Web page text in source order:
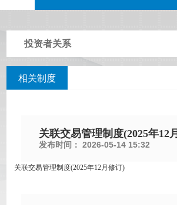
投资者关系
相关制度
关联交易管理制度(2025年12
发布时间： 2026-05-14 15:32
关联交易管理制度(2025年12月修订)